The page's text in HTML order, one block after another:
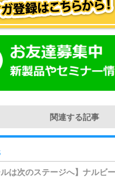
関連する記事
ルは次のステージへ】ナルビ